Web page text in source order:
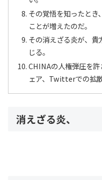
その覚悟を知ったとき
ことが増えたのだ。
その消えざる炎が、貴
じる。
CHINAの人権弾圧を
ェア、Twitterでの拡散
消えざる炎、